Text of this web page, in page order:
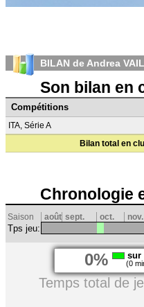
BILAN de Andrea
Son bilan en
Compétitions
ITA, Série A
Bilan total en
Chronologie
Saison août sept. oct. nov.
Tps jeu:
0% sur
(0
Temps total de